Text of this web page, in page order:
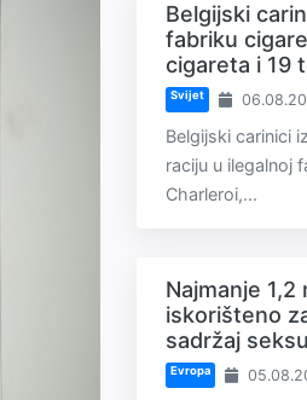
Belgijski
fabriku
cigareta i 19
Svijet
Belgijski carinici
raciju u ilegalnoj
Charleroi,...
Najmanje 1,2
iskorišteno
sadržaj
Evropa